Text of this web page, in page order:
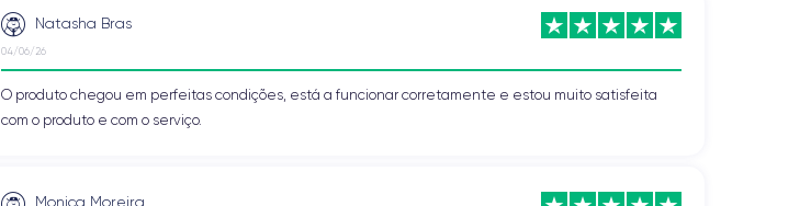
Natasha Bras
04/06/26
O produto chegou em perfeitas condições, está a funcionar corretamente e estou muito satisfeita
com o produto e com o serviço.
Monica Moreira